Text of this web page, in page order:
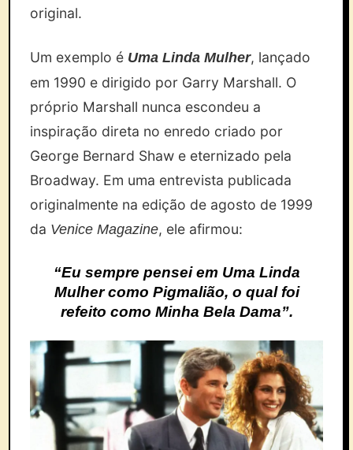
original.
Um exemplo é Uma Linda Mulher, lançado
em 1990 e dirigido por Garry Marshall. O
próprio Marshall nunca escondeu a
inspiração direta no enredo criado por
George Bernard Shaw e eternizado pela
Broadway. Em uma entrevista publicada
originalmente na edição de agosto de 1999
da Venice Magazine, ele afirmou:
“Eu sempre pensei em Uma Linda
Mulher como Pigmalião, o qual foi
refeito como Minha Bela Dama”.